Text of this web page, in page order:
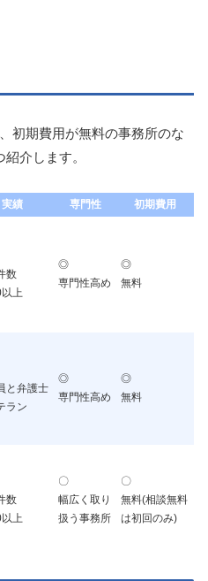
初期費用が無料の事務所のな
介します。
実績 専門性
初期費用
数
上
◎
専門性高め
◎
無料
と弁護士
ラン
◎
専門性高め
◎
無料
数
上
〇
幅広く取り
扱う事務所
〇
無料(相談無料
は初回のみ)